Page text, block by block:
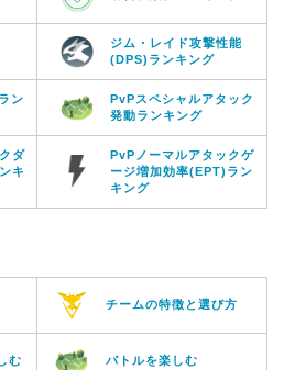
ジム・レイド攻撃性能
(DPS)ランキング
ン
PvPスペシャルアタック
発動ランキング
ダ
キ
PvPノーマルアタックゲ
ージ増加効率(EPT)ラン
キング
チームの特徴と選び方
む バトルを楽しむ